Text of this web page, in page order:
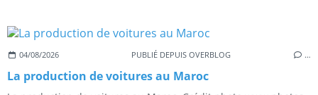
04/08/2026 PUBLIÉ DEPUIS OVERBLOG …
La production de voitures au Maroc